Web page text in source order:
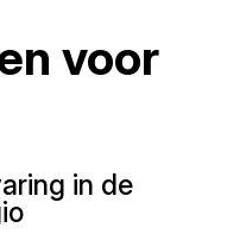
voor
in de